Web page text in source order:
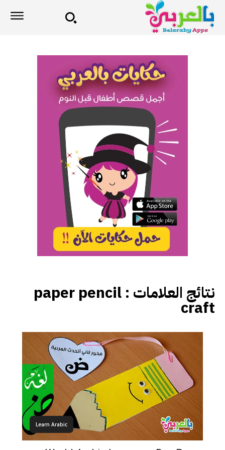
نتائج العلامات : paper pencil
craft
Learn Arabic